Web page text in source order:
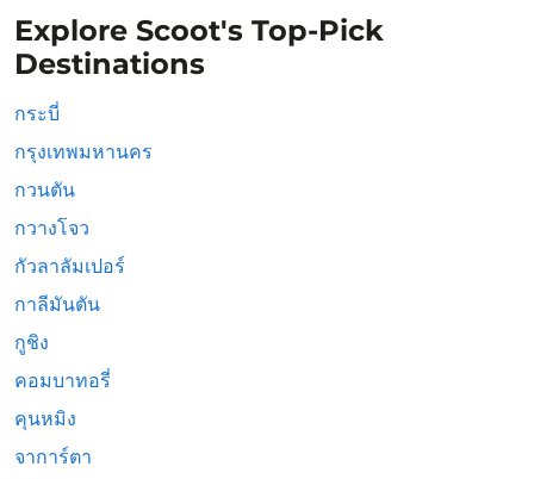
Explore Scoot's Top-Pick
Destinations
กระบี่
กรุงเทพมหานคร
กวนตัน
กวางโจว
กัวลาลัมเปอร์
กาลีมันตัน
กูชิง
คอมบาทอรี่
คุนหมิง
จาการ์ตา